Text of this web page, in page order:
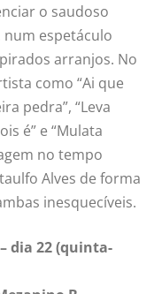
o saudoso
espetáculo
arranjos. No
como “Ai que
pedra”, “Leva
é” e “Mulata
no tempo
Alves de forma
inesquecíveis.
dia 22 (quinta-